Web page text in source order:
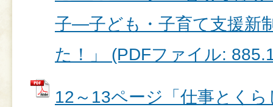
子―子ども・子育て支援新
た！」 (PDFファイル:
12～13ページ「仕事とく